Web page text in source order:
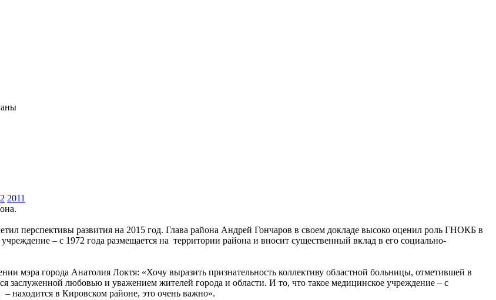
2011
перспективы развития на 2015 год. Глава района Андрей Гончаров в своем докладе высоко оценил роль ГНОКБ в
– с 1972 года размещается на территории района и вносит существенный вклад в его социально-
мэра города Анатолия Локтя: «Хочу выразить признательность коллективу областной больницы, отметившей в
любовью и уважением жителей города и области. И то, что такое медицинское учреждение – с
в Кировском районе, это очень важно».